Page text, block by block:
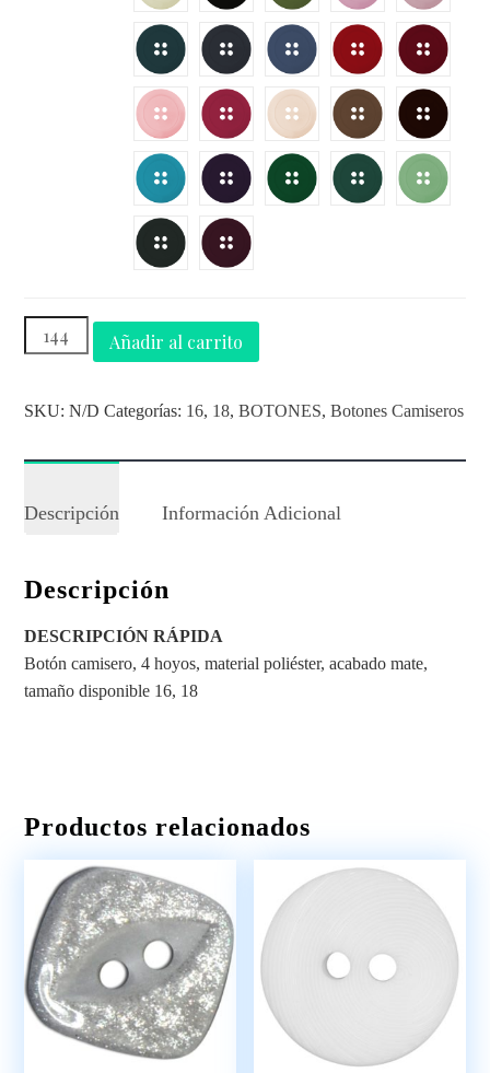
Añadir al carrito
SKU:N/D Categorías: 16, 18,BOTONES,Botones Camiseros
Descripción Información Adicional
Descripción
DESCRIPCIÓN RÁPIDA
Botón camisero, 4 hoyos, material poliéster, acabado mate,
tamaño disponible 16, 18
Productos relacionados